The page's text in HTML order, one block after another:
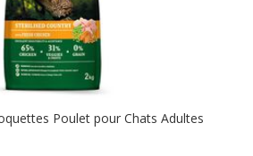
Poulet pour Chats Adultes